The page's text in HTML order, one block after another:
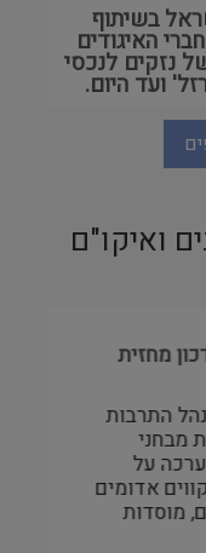
בשיתוף
האיגודים
נזקים לנכסי
ועד היום.
ואיקו"ם
מחזית
התרבות
מבחני
ההערכה על
אדומים
מוסדות